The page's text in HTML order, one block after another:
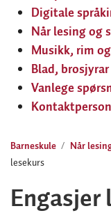
Digitale
Når lesing og
Musikk, rim
Blad,
Vanlege
Barneskule Når
lesekurs